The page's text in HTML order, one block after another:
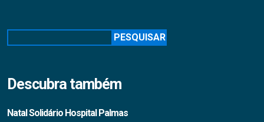
PESQUISAR
Descubra também
Natal Solidário Hospital Palmas